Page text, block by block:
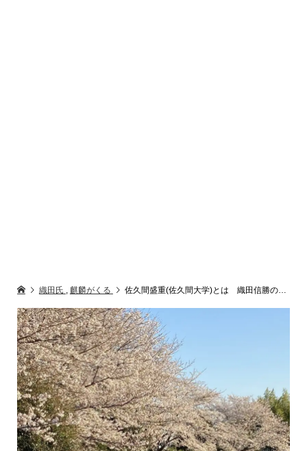
織田氏 , 麒麟がくる 佐久間盛重(佐久間大学)とは 織田信勝の家老